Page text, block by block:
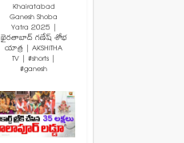
Khairatabad
Ganesh Shoba
Yatra 2025 |
ఖైరతాబాద్ గణేష్ శోభ
యాత్ర | AKSHITHA
TV | #shorts |
#ganesh